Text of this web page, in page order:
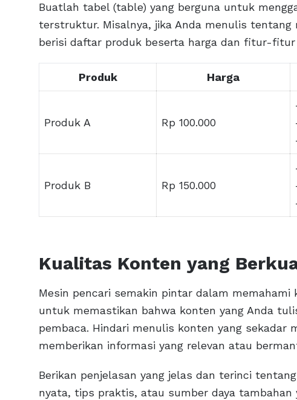
Buatlah tabel (table) yang berguna untuk
terstruktur. Misalnya, jika Anda menulis
berisi daftar produk beserta harga dan fitur-fitur
Produk Harga
Produk A Rp 100.000
Produk B Rp 150.000
Kualitas Konten yang
Mesin pencari semakin pintar dalam
untuk memastikan bahwa konten yang Anda
pembaca. Hindari menulis konten yang sekadar
memberikan informasi yang relevan atau
Berikan penjelasan yang jelas dan terinci
nyata, tips praktis, atau sumber daya